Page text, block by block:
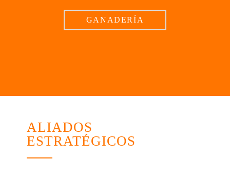
GANADERÍA
ALIADOS
ESTRATÉGICOS